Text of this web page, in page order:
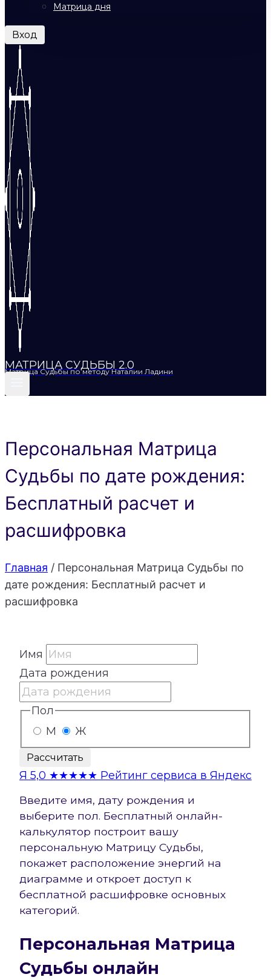
Матрица дня
Вход
МАТРИЦА СУДЬБЫ 2.0
Матрица Судьбы по методу Наталии Ладини
Персональная Матрица
Судьбы по дате рождения:
Бесплатный расчет и
расшифровка
Главная / Персональная Матрица Судьбы по
дате рождения: Бесплатный расчет и
расшифровка
Имя
Дата рождения
Пол
М
Ж
Рассчитать
Я 5,0 ★★★★★ Рейтинг сервиса в Яндекс
Введите имя, дату рождения и
выберите пол. Бесплатный онлайн-
калькулятор построит вашу
персональную Матрицу Судьбы,
покажет расположение энергий на
диаграмме и откроет доступ к
бесплатной расшифровке основных
категорий.
Персональная Матрица
Судьбы онлайн